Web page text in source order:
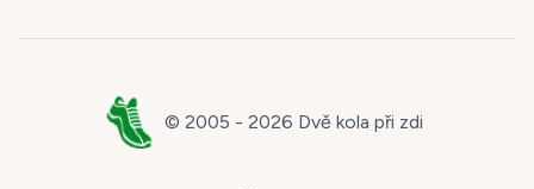
© 2005 - 2026 Dvě kola při zdi